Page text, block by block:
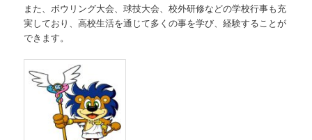
また、ボウリング大会、球技大会、校外研修などの学校行事も充
実しており、高校生活を通じて多くの事を学び、経験することが
できます。